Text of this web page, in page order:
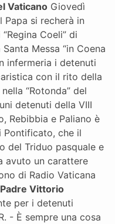
Vaticano Giovedì
Papa si recherà in
Coeli” di
Messa “in Coena
infermeria i detenuti
con il rito della
“Rotonda” del
detenuti della VIII
Rebibbia e Paliano è
Pontificato, che il
del Triduo pasquale e
avuto un carattere
di Radio Vaticana
Padre Vittorio
per i detenuti
- È sempre una cosa